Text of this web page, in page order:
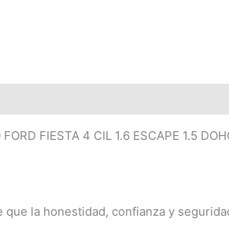
FIESTA 4 CIL 1.6 ESCAPE 1.5
que la honestidad, confianza y